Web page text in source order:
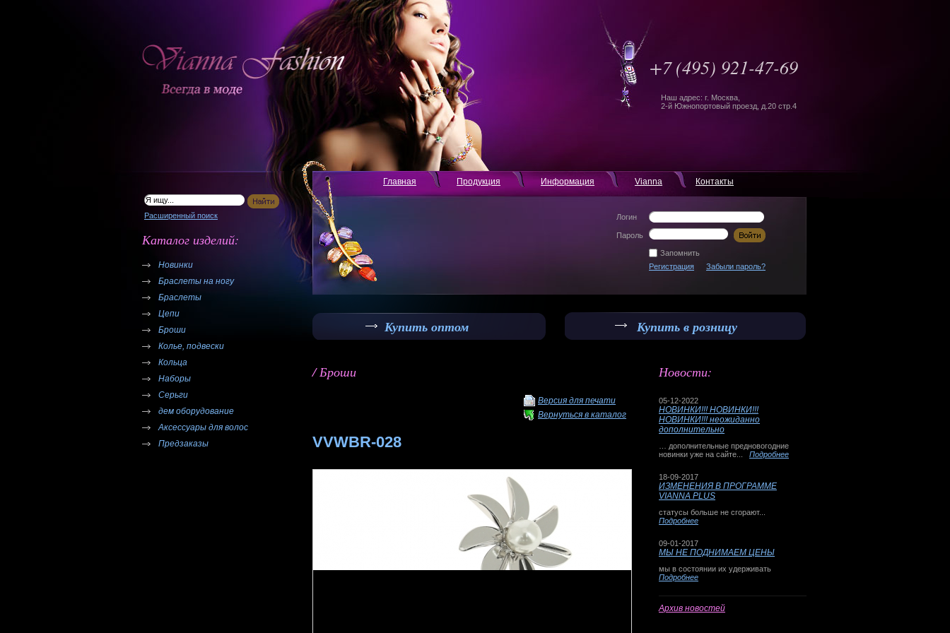
+7 (495) 921-47-69
Наш адрес: г. Москва,
2-й Южнопортовый проезд, д.20 стр.4
Расширенный поиск
Каталог изделий:
Новинки
Браслеты на ногу
Браслеты
Цепи
Броши
Колье, подвески
Кольца
Наборы
Серьги
дем оборудование
Аксессуары для волос
Предзаказы
Главная Продукция Информация Vianna Контакты
Логин
Пароль
Запомнить
Регистрация
Забыли пароль?
Купить оптом Купить в розницу
/ Броши
Версия для печати
Вернуться в каталог
VVWBR-028
Новости:
05-12-2022
НОВИНКИ!!! НОВИНКИ!!!
НОВИНКИ!!! неожиданно
дополнительно
… дополнительные предновогодние
новинки уже на сайте... Подробнее
18-09-2017
ИЗМЕНЕНИЯ В ПРОГРАММЕ
VIANNA PLUS
статусы больше не сгорают...
Подробнее
09-01-2017
МЫ НЕ ПОДНИМАЕМ ЦЕНЫ
мы в состоянии их удерживать
Подробнее
Архив новостей